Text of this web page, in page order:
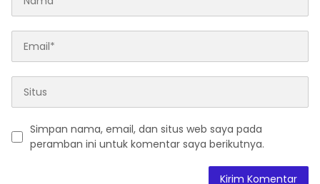
Simpan nama, email, dan situs web saya pada
peramban ini untuk komentar saya berikutnya.